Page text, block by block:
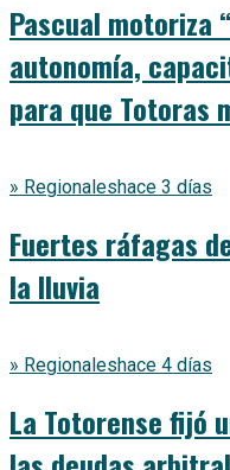
Pascual motoriza
autonomía,
para que Totoras
» Regionaleshace 3 días
Fuertes ráfagas
la lluvia
» Regionaleshace 4 días
La Totorense fijó